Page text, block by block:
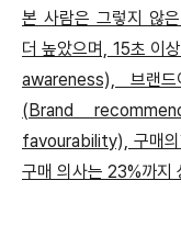
본 사람은 그렇지 않
더 높았으며, 15초 이
awareness), 브랜
(Brand
favourability), 구매
구매 의사는 23%까지